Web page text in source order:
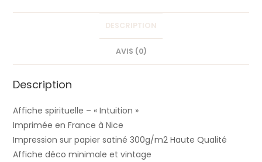
DESCRIPTION
AVIS (0)
Description
Affiche spirituelle – « Intuition »
Imprimée en France à Nice
Impression sur papier satiné 300g/m2 Haute Qualité
Affiche déco minimale et vintage